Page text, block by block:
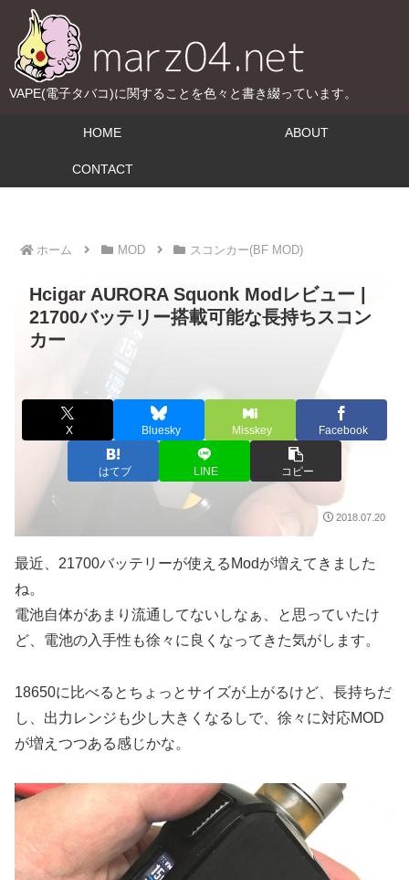
VAPE(電子タバコ)に関することを色々と書き綴っています。
HOME ABOUT
CONTACT
ホーム MOD スコンカー(BF MOD)
Hcigar AURORA Squonk Modレビュー |
21700バッテリー搭載可能な長持ちスコン
カー
X Bluesky Misskey Facebook
はてブ LINE コピー
2018.07.20
最近、21700バッテリーが使えるModが増えてきました
ね。
電池自体があまり流通してないしなぁ、と思っていたけ
ど、電池の入手性も徐々に良くなってきた気がします。
18650に比べるとちょっとサイズが上がるけど、長持ちだ
し、出力レンジも少し大きくなるしで、徐々に対応MOD
が増えつつある感じかな。